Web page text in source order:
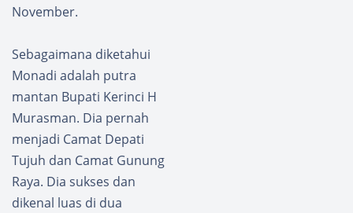
November.
Sebagaimana diketahui
Monadi adalah putra
mantan Bupati Kerinci H
Murasman. Dia pernah
menjadi Camat Depati
Tujuh dan Camat Gunung
Raya. Dia sukses dan
dikenal luas di dua